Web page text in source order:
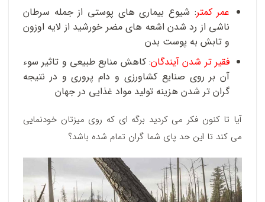
عمر کمتر: شیوع بیماری های پوستی از جمله سرطان
ناشی از رد شدن اشعه های مضر خورشید از لایه اوزون
و تابش به پوست بدن
فقیر تر شدن آیندگان: کاهش منابع طبیعی و تاثیر سوء
آن بر روی صنایع کشاورزی و دام پروری و در نتیجه
گران تر شدن هزینه تولید مواد غذایی در جهان
آیا تا کنون فکر می کردید برگه ای که روی میزتان خودنمایی
می کند تا این حد پای شما گران تمام شده باشد؟